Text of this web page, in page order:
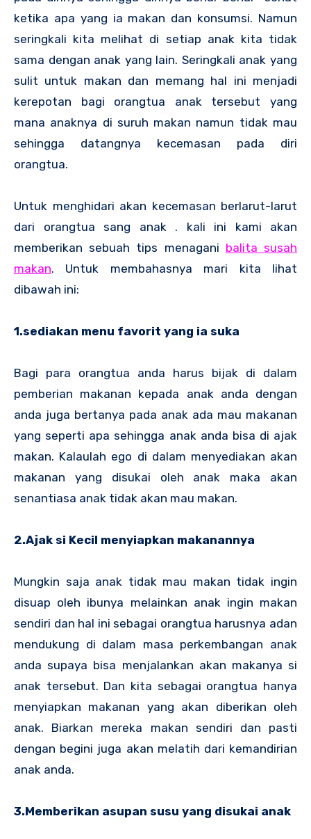
ketika apa yang ia makan dan konsumsi. Namun
seringkali kita melihat di setiap anak kita tidak
sama dengan anak yang lain. Seringkali anak yang
sulit untuk makan dan memang hal ini menjadi
kerepotan bagi orangtua anak tersebut yang
mana anaknya di suruh makan namun tidak mau
sehingga datangnya kecemasan pada diri
orangtua.
Untuk menghidari akan kecemasan berlarut-larut
dari orangtua sang anak . kali ini kami akan
memberikan sebuah tips menagani balita susah
makan. Untuk membahasnya mari kita lihat
dibawah ini:
1.sediakan menu favorit yang ia suka
Bagi para orangtua anda harus bijak di dalam
pemberian makanan kepada anak anda dengan
anda juga bertanya pada anak ada mau makanan
yang seperti apa sehingga anak anda bisa di ajak
makan. Kalaulah ego di dalam menyediakan akan
makanan yang disukai oleh anak maka akan
senantiasa anak tidak akan mau makan.
2.Ajak si Kecil menyiapkan makanannya
Mungkin saja anak tidak mau makan tidak ingin
disuap oleh ibunya melainkan anak ingin makan
sendiri dan hal ini sebagai orangtua harusnya adan
mendukung di dalam masa perkembangan anak
anda supaya bisa menjalankan akan makanya si
anak tersebut. Dan kita sebagai orangtua hanya
menyiapkan makanan yang akan diberikan oleh
anak. Biarkan mereka makan sendiri dan pasti
dengan begini juga akan melatih dari kemandirian
anak anda.
3.Memberikan asupan susu yang disukai anak